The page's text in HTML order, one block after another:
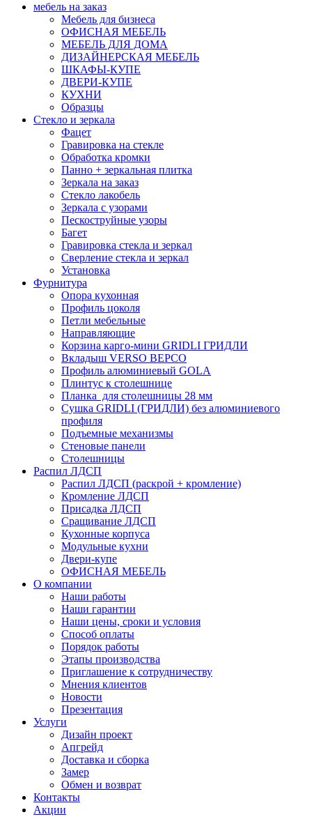
мебель на заказ
Мебель для бизнеса
ОФИСНАЯ МЕБЕЛЬ
МЕБЕЛЬ ДЛЯ ДОМА
ДИЗАЙНЕРСКАЯ МЕБЕЛЬ
ШКАФЫ-КУПЕ
ДВЕРИ-КУПЕ
КУХНИ
Образцы
Стекло и зеркала
Фацет
Гравировка на стекле
Обработка кромки
Панно + зеркальная плитка
Зеркала на заказ
Стекло лакобель
Зеркала с узорами
Пескоструйные узоры
Багет
Гравировка стекла и зеркал
Сверление стекла и зеркал
Установка
Фурнитура
Опора кухонная
Профиль цоколя
Петли мебельные
Направляющие
Корзина карго-мини GRIDLI ГРИДЛИ
Вкладыш VERSO ВЕРСО
Профиль алюминиевый GOLA
Плинтус к столешнице
Планка для столешницы 28 мм
Сушка GRIDLI (ГРИДЛИ) без алюминиевого
профиля
Подъемные механизмы
Стеновые панели
Столешницы
Распил ЛДСП
Распил ЛДСП (раскрой + кромление)
Кромление ЛДСП
Присадка ЛДСП
Сращивание ЛДСП
Кухонные корпуса
Модульные кухни
Двери-купе
ОФИСНАЯ МЕБЕЛЬ
О компании
Наши работы
Наши гарантии
Наши цены, сроки и условия
Способ оплаты
Порядок работы
Этапы производства
Приглашение к сотрудничеству
Мнения клиентов
Новости
Презентация
Услуги
Дизайн проект
Апгрейд
Доставка и сборка
Замер
Обмен и возврат
Контакты
Акции